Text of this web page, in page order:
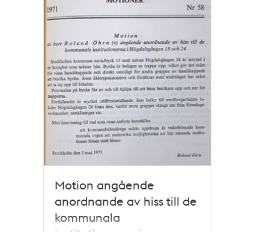
Motion angående
anordnande av hiss till de
kommunala